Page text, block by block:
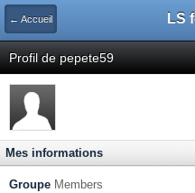
← Accueil LS
Profil de pepete59
Mes informations
Groupe Members